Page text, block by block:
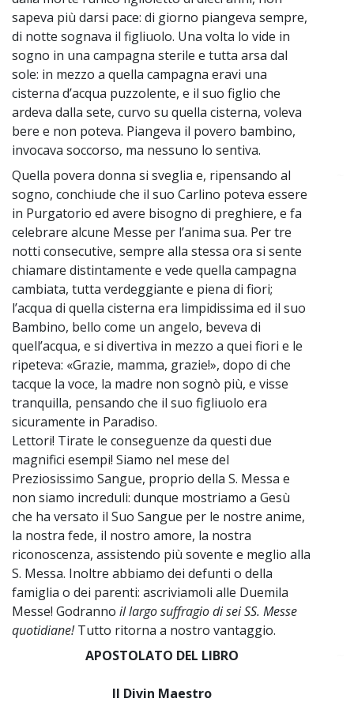
sapeva più darsi pace: di giorno piangeva sempre,
di notte sognava il figliuolo. Una volta lo vide in
sogno in una campagna sterile e tutta arsa dal
sole: in mezzo a quella campagna eravi una
cisterna d’acqua puzzolente, e il suo figlio che
ardeva dalla sete, curvo su quella cisterna, voleva
bere e non poteva. Piangeva il povero bambino,
invocava soccorso, ma nessuno lo sentiva.
Quella povera donna si sveglia e, ripensando al
sogno, conchiude che il suo Carlino poteva essere
in Purgatorio ed avere bisogno di preghiere, e fa
celebrare alcune Messe per l’anima sua. Per tre
notti consecutive, sempre alla stessa ora si sente
chiamare distintamente e vede quella campagna
cambiata, tutta verdeggiante e piena di fiori;
l’acqua di quella cisterna era limpidissima ed il suo
Bambino, bello come un angelo, beveva di
quell’acqua, e si divertiva in mezzo a quei fiori e le
ripeteva: «Grazie, mamma, grazie!», dopo di che
tacque la voce, la madre non sognò più, e visse
tranquilla, pensando che il suo figliuolo era
sicuramente in Paradiso.
Lettori! Tirate le conseguenze da questi due
magnifici esempi! Siamo nel mese del
Preziosissimo Sangue, proprio della S. Messa e
non siamo increduli: dunque mostriamo a Gesù
che ha versato il Suo Sangue per le nostre anime,
la nostra fede, il nostro amore, la nostra
riconoscenza, assistendo più sovente e meglio alla
S. Messa. Inoltre abbiamo dei defunti o della
famiglia o dei parenti: ascriviamoli alle Duemila
Messe! Godranno il largo suffragio di sei SS. Messe
quotidiane!Tutto ritorna a nostro vantaggio.
APOSTOLATO DEL LIBRO
Il Divin Maestro